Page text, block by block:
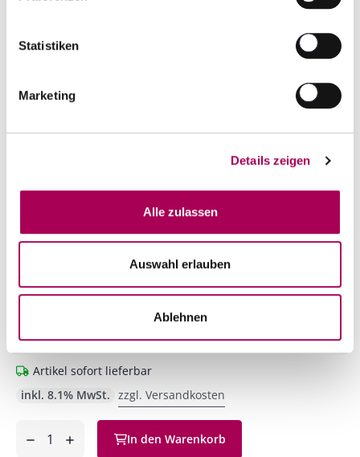
Statistiken
Marketing
Details zeigen
Alle zulassen
Auswahl erlauben
Ablehnen
Clos Lacombe1955
CHF 264.00
Artikel sofort lieferbar
inkl. 8.1% MwSt. zzgl. Versandkosten
In den Warenkorb